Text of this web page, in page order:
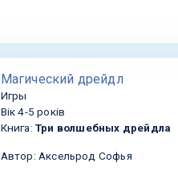
​Магический дрейдл
Игры
Вік 4-5 років
Книга: Три волшебных дрейдла
Автор: Аксельрод Софья